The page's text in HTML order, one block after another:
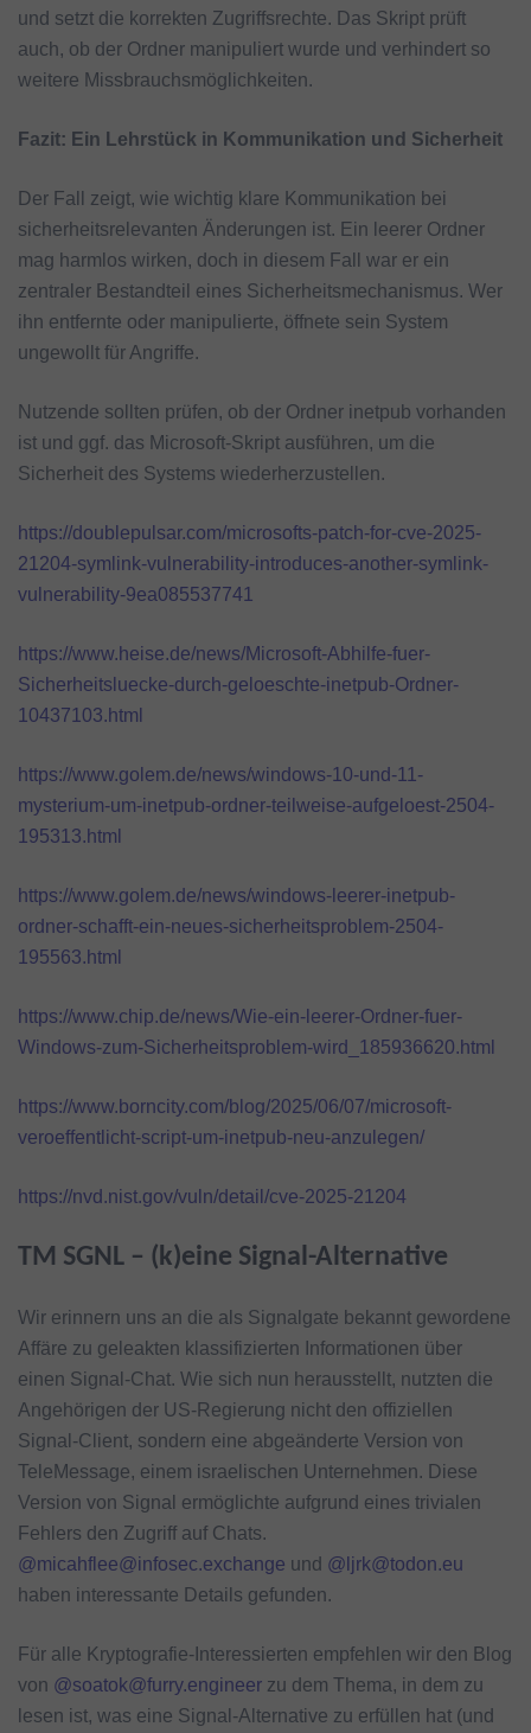
und setzt die korrekten Zugriffsrechte. Das Skript prüft
auch, ob der Ordner manipuliert wurde und verhindert so
weitere Missbrauchsmöglichkeiten.
Fazit: Ein Lehrstück in Kommunikation und Sicherheit
Der Fall zeigt, wie wichtig klare Kommunikation bei
sicherheitsrelevanten Änderungen ist. Ein leerer Ordner
mag harmlos wirken, doch in diesem Fall war er ein
zentraler Bestandteil eines Sicherheitsmechanismus. Wer
ihn entfernte oder manipulierte, öffnete sein System
ungewollt für Angriffe.
Nutzende sollten prüfen, ob der Ordner inetpub vorhanden
ist und ggf. das Microsoft-Skript ausführen, um die
Sicherheit des Systems wiederherzustellen.
https://doublepulsar.com/microsofts-patch-for-cve-2025-
21204-symlink-vulnerability-introduces-another-symlink-
vulnerability-9ea085537741
https://www.heise.de/news/Microsoft-Abhilfe-fuer-
Sicherheitsluecke-durch-geloeschte-inetpub-Ordner-
10437103.html
https://www.golem.de/news/windows-10-und-11-
mysterium-um-inetpub-ordner-teilweise-aufgeloest-2504-
195313.html
https://www.golem.de/news/windows-leerer-inetpub-
ordner-schafft-ein-neues-sicherheitsproblem-2504-
195563.html
https://www.chip.de/news/Wie-ein-leerer-Ordner-fuer-
Windows-zum-Sicherheitsproblem-wird_185936620.html
https://www.borncity.com/blog/2025/06/07/microsoft-
veroeffentlicht-script-um-inetpub-neu-anzulegen/
https://nvd.nist.gov/vuln/detail/cve-2025-21204
TM SGNL – (k)eine Signal-Alternative
Wir erinnern uns an die als Signalgate bekannt gewordene
Affäre zu geleakten klassifizierten Informationen über
einen Signal-Chat. Wie sich nun herausstellt, nutzten die
Angehörigen der US-Regierung nicht den offiziellen
Signal-Client, sondern eine abgeänderte Version von
TeleMessage, einem israelischen Unternehmen. Diese
Version von Signal ermöglichte aufgrund eines trivialen
Fehlers den Zugriff auf Chats.
@micahflee@infosec.exchange und @ljrk@todon.eu
haben interessante Details gefunden.
Für alle Kryptografie-Interessierten empfehlen wir den Blog
von @soatok@furry.engineer zu dem Thema, in dem zu
lesen ist, was eine Signal-Alternative zu erfüllen hat (und